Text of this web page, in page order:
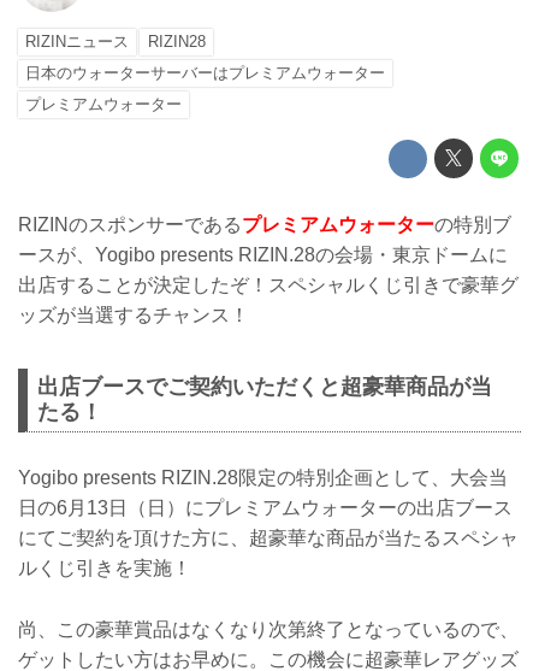
RIZINニュース
RIZIN28
日本のウォーターサーバーはプレミアムウォーター
プレミアムウォーター
RIZINのスポンサーであるプレミアムウォーターの特別ブ
ースが、Yogibo presents RIZIN.28の会場・東京ドームに
出店することが決定したぞ！スペシャルくじ引きで豪華グ
ッズが当選するチャンス！
出店ブースでご契約いただくと超豪華商品が当
たる！
Yogibo presents RIZIN.28限定の特別企画として、大会当
日の6月13日（日）にプレミアムウォーターの出店ブース
にてご契約を頂けた方に、超豪華な商品が当たるスペシャ
ルくじ引きを実施！
尚、この豪華賞品はなくなり次第終了となっているので、
ゲットしたい方はお早めに。この機会に超豪華レアグッズ